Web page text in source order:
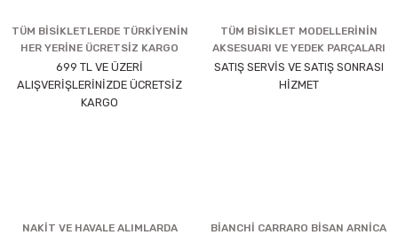
TÜM BİSİKLETLERDE TÜRKİYENİN
HER YERİNE ÜCRETSİZ KARGO
699 TL VE ÜZERİ
ALIŞVERİŞLERİNİZDE ÜCRETSİZ
KARGO
TÜM BİSİKLET MODELLERİNİN
AKSESUARI VE YEDEK PARÇALARI
SATIŞ SERVİS VE SATIŞ SONRASI
HİZMET
NAKİT VE HAVALE ALIMLARDA
BİANCHİ CARRARO BİSAN ARNİCA